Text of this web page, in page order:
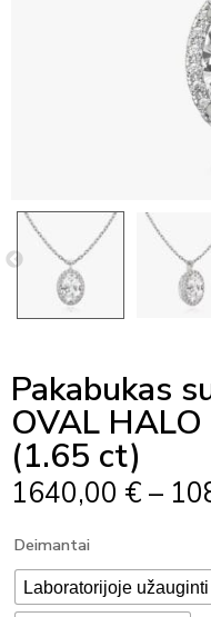
Pakabukas
OVAL
(1.65 ct)
1640,00 € –
Deimantai
Laboratorijoje
produkto
Pakabukas
su